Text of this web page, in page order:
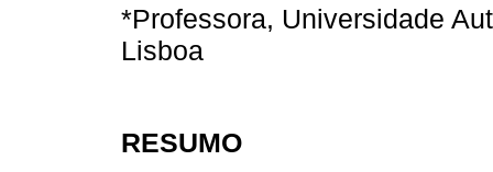
*Professora, Universidade
Lisboa
RESUMO